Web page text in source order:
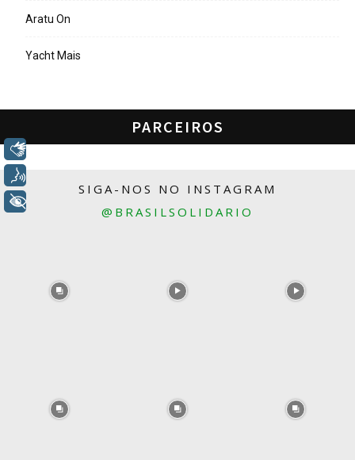
Aratu On
Yacht Mais
PARCEIROS
SIGA-NOS NO INSTAGRAM
@BRASILSOLIDARIO
Libras